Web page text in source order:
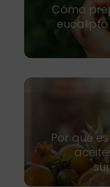
Cómo
Por qué